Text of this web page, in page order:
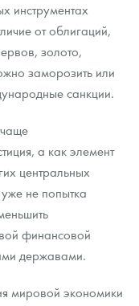
инструментах
от облигаций,
золото,
заморозить или
санкции.
а как элемент
центральных
не попытка
финансовой
державами.
мировой экономики